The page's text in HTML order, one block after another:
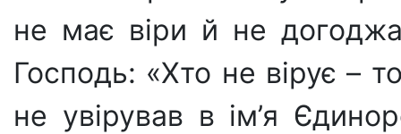
не має віри й не
Господь: «Хто не вірує –
не увірував в ім’я